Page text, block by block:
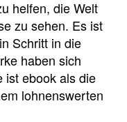
helfen, die Welt
zu sehen. Es ist
Schritt in die
haben sich
ist ebook als die
lohnenswerten